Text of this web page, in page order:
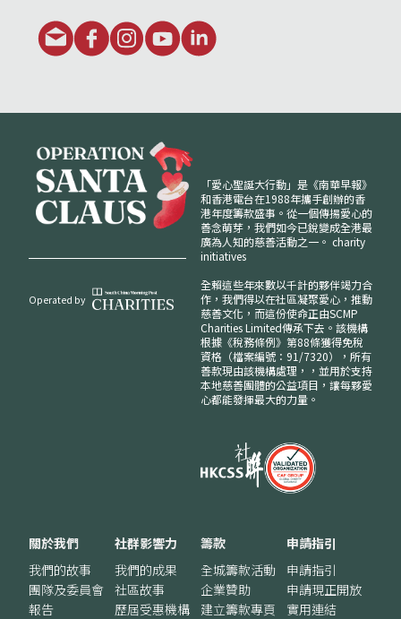
Operated by
「愛心聖誕大行動」是《南華早報》
和香港電台在1988年攜手創辦的香
港年度籌款盛事。從一個傳揚愛心的
善念萌芽，我們如今已銳變成全港最
廣為人知的慈善活動之一。 charity
initiatives
全賴這些年來數以千計的夥伴竭力合
作，我們得以在社區凝聚愛心，推動
慈善文化，而這份使命正由SCMP
Charities Limited傳承下去。該機構
根據《稅務條例》第88條獲得免稅
資格（檔案編號：91/7320），所有
善款現由該機構處理，，並用於支持
本地慈善團體的公益項目，讓每夥愛
心都能發揮最大的力量。
關於我們
我們的故事
團隊及委員會
報告
社群影響力
我們的成果
社區故事
歷屆受惠機構
籌款
全城籌款活動
企業贊助
建立籌款專頁
申請指引
申請指引
申請現正開放
實用連結